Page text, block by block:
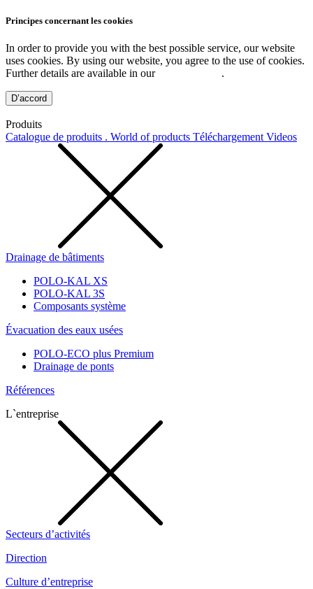
Principes concernant les cookies
In order to provide you with the best possible service, our website
uses cookies. By using our website, you agree to the use of cookies.
Further details are available in our
.
D’accord
Produits
Catalogue de produits . World of products Téléchargement Videos
Drainage de bâtiments
POLO-KAL XS
POLO-KAL 3S
Composants système
Évacuation des eaux usées
POLO-ECO plus Premium
Drainage de ponts
Références
L`entreprise
Secteurs d’activités
Direction
Culture d’entreprise